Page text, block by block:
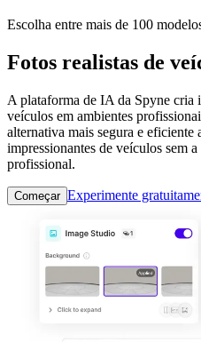
Escolha entre mais de 100
Fotos realistas de
A plataforma de IA da Spyne cria
veículos em ambientes
alternativa mais segura e
impressionantes de veículos sem
profissional.
Começar Experimente